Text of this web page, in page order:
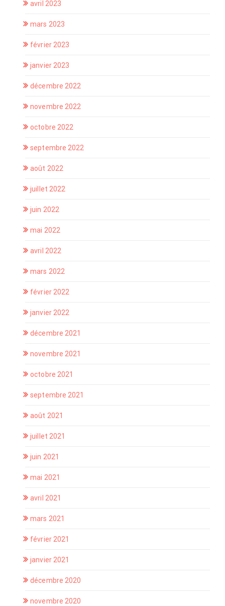
avril 2023
mars 2023
février 2023
janvier 2023
décembre 2022
novembre 2022
octobre 2022
septembre 2022
août 2022
juillet 2022
juin 2022
mai 2022
avril 2022
mars 2022
février 2022
janvier 2022
décembre 2021
novembre 2021
octobre 2021
septembre 2021
août 2021
juillet 2021
juin 2021
mai 2021
avril 2021
mars 2021
février 2021
janvier 2021
décembre 2020
novembre 2020